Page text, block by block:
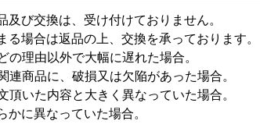
及び交換は、受け付けておりません。
る場合は返品の上、交換を承っております。
の理由以外で大幅に遅れた場合。
連商品に、破損又は欠陥があった場合。
頂いた内容と大きく異なっていた場合。
かに異なっていた場合。